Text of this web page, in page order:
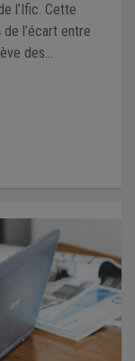
l’Ific. Cette
l’écart entre
des